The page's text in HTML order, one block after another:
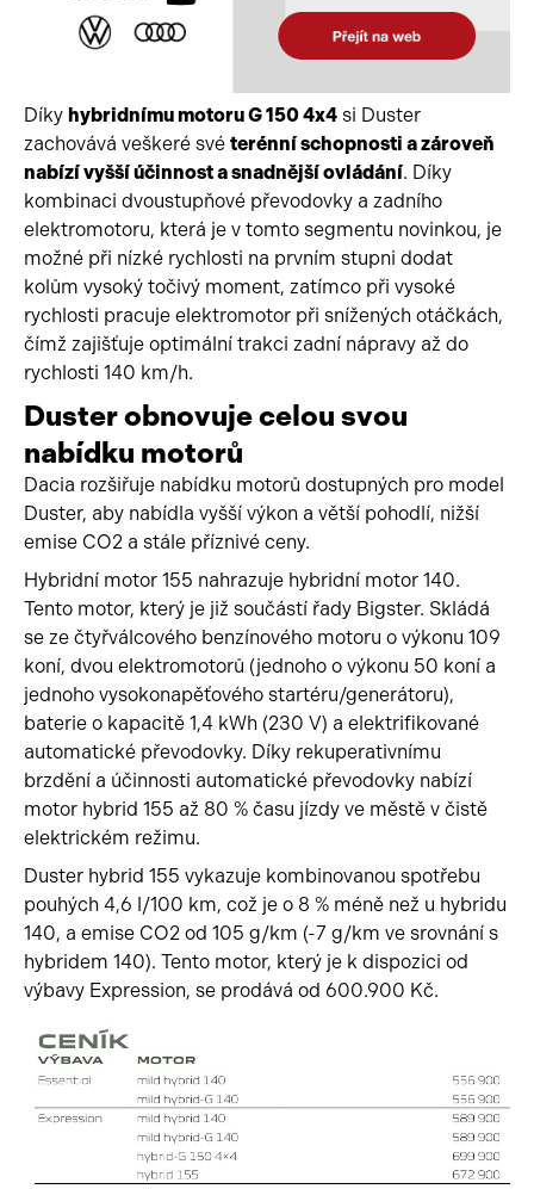
Díky hybridnímu motoru G 150 4x4 si Duster
zachovává veškeré své terénní schopnosti a zároveň
nabízí vyšší účinnost a snadnější ovládání. Díky
kombinaci dvoustupňové převodovky a zadního
elektromotoru, která je v tomto segmentu novinkou, je
možné při nízké rychlosti na prvním stupni dodat
kolům vysoký točivý moment, zatímco při vysoké
rychlosti pracuje elektromotor při snížených otáčkách,
čímž zajišťuje optimální trakci zadní nápravy až do
rychlosti 140 km/h.
Duster obnovuje celou svou
nabídku motorů
Dacia rozšiřuje nabídku motorů dostupných pro model
Duster, aby nabídla vyšší výkon a větší pohodlí, nižší
emise CO2 a stále příznivé ceny.
Hybridní motor 155 nahrazuje hybridní motor 140.
Tento motor, který je již součástí řady Bigster. Skládá
se ze čtyřválcového benzínového motoru o výkonu 109
koní, dvou elektromotorů (jednoho o výkonu 50 koní a
jednoho vysokonapěťového startéru/generátoru),
baterie o kapacitě 1,4 kWh (230 V) a elektrifikované
automatické převodovky. Díky rekuperativnímu
brzdění a účinnosti automatické převodovky nabízí
motor hybrid 155 až 80 % času jízdy ve městě v čistě
elektrickém režimu.
Duster hybrid 155 vykazuje kombinovanou spotřebu
pouhých 4,6 l/100 km, což je o 8 % méně než u hybridu
140, a emise CO2 od 105 g/km (-7 g/km ve srovnání s
hybridem 140). Tento motor, který je k dispozici od
výbavy Expression, se prodává od 600.900 Kč.